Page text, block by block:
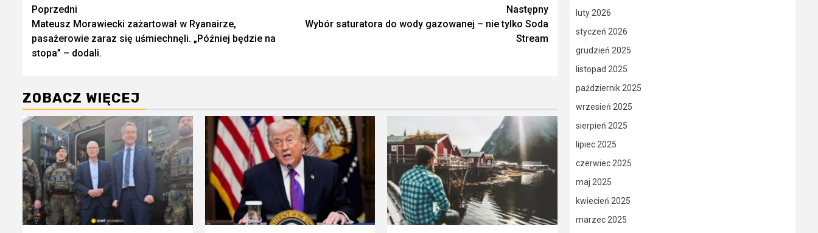
Zobacz
wpisy
Poprzedni
Mateusz Morawiecki zażartował w Ryanairze,
pasażerowie zaraz się uśmiechnęli. „Później będzie na
stopa” – dodali.
Następny
Wybór saturatora do wody gazowanej – nie tylko Soda
Stream
ZOBACZ WIĘCEJ
luty 2026
styczeń 2026
grudzień 2025
listopad 2025
październik 2025
wrzesień 2025
sierpień 2025
lipiec 2025
czerwiec 2025
maj 2025
kwiecień 2025
marzec 2025